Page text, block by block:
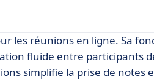
les réunions en ligne. Sa
fluide entre participants
simplifie la prise de notes